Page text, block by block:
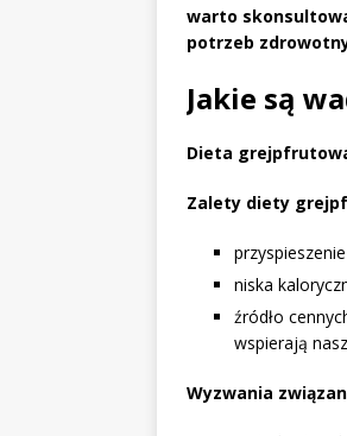
warto
potrzeb
Jakie są
Dieta
Zalety diety
niska
źródło
wspierają
Wyzwania